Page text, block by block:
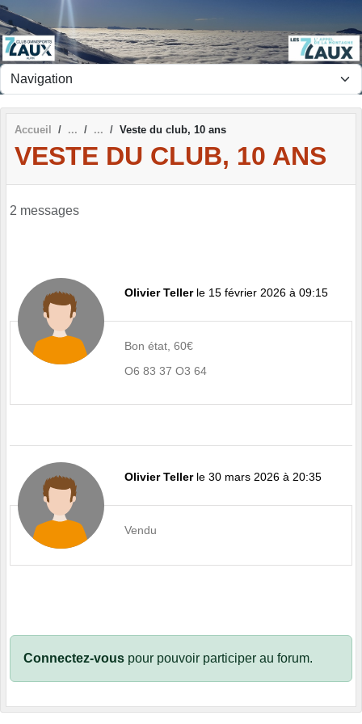
Accueil Veste du club, 10 ans
VESTE DU CLUB, 10 ANS
2 messages
Olivier Teller le 15 février 2026 à 09:15
Bon état, 60€
O6 83 37 O3 64
Olivier Teller le 30 mars 2026 à 20:35
Vendu
Connectez-vous pour pouvoir participer au forum.
Panneau de gestion des cookies